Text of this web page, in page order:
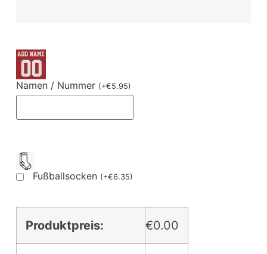
Namen / Nummer (+€5.95)
Fußballsocken (+€6.35)
Produktpreis: €0.00